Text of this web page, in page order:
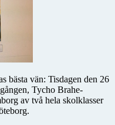
bästa vän: Tisdagen den 26
Tycho Brahe-
av två hela skolklasser